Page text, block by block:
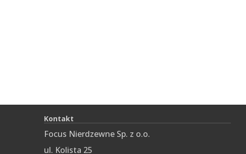
Kontakt
Focus Nierdzewne Sp. z o.o.
ul. Kolista 25